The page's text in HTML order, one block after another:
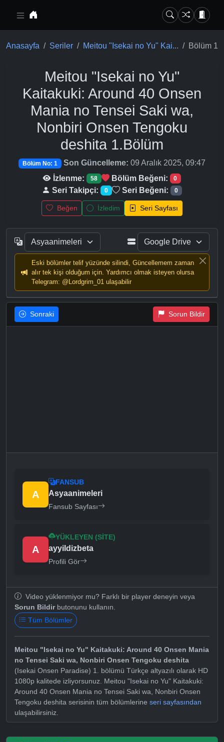
Anasayfa Seriler Meitou "Isekai no Yu" Kai... Bölüm 1
Meitou "Isekai no Yu"
Kaitakuki: Around 40 Onsen
Mania no Tensei Saki wa,
Nonbiri Onsen Tengoku
deshita 1.Bölüm
Bölüm No: 1 Son Güncelleme: 09 Aralık 2025, 09:47
İzlenme:
58 Bölüm Beğeni: 0
Seri Takipçi: 0 Seri Beğeni: 0
Beğen İzledim Seri Sayfası
Eski bölümler telif yüzünde silindi, Güncellemem zaman
alır tek kişi olduğum için. Yardımcı olmak isteyen olursa
Telegram: @Lordgrim_01 ulaşabilir
Sonraki Sorun Bildir
A
FANSUB
Asyaanimeleri
Fansub Sayfası
A
YÜKLEYEN (SITE)
ayyildizbeta
Profili Gör
Video yüklenmiyor mu? Farklı bir player deneyin veya
Sorun Bildirbutonunu kullanın.
Tüm Bölümler
Meitou "Isekai no Yu" Kaitakuki: Around 40 Onsen Mania
no Tensei Saki wa, Nonbiri Onsen Tengoku deshita
(Isekai Onsen Paradise) 1. bölümü Türkçe altyazılı olarak HD
1080p kalitede izliyorsunuz. Meitou "Isekai no Yu" Kaitakuki:
Around 40 Onsen Mania no Tensei Saki wa, Nonbiri Onsen
Tengoku deshita serisinin tüm bölümlerine seri sayfasından
ulaşabilirsiniz.